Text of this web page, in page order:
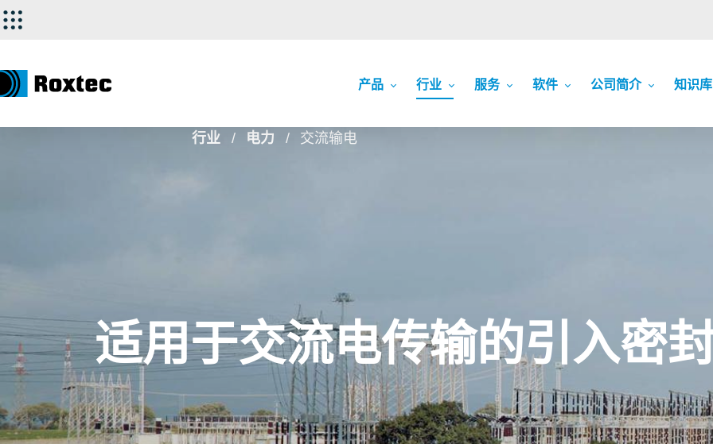
产品 行业 服务 软件 公司简介 知识库
行业 电力 交流输电
适用于交流电传输的引入密